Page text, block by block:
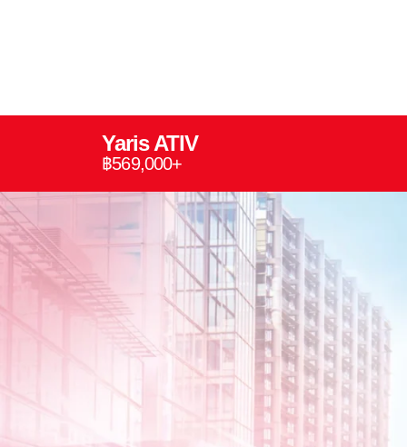
Yaris ATIV
฿569,000+